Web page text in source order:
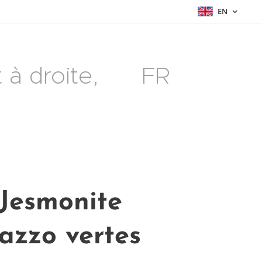
EN
à droite, 🇫🇷 FR
vertes